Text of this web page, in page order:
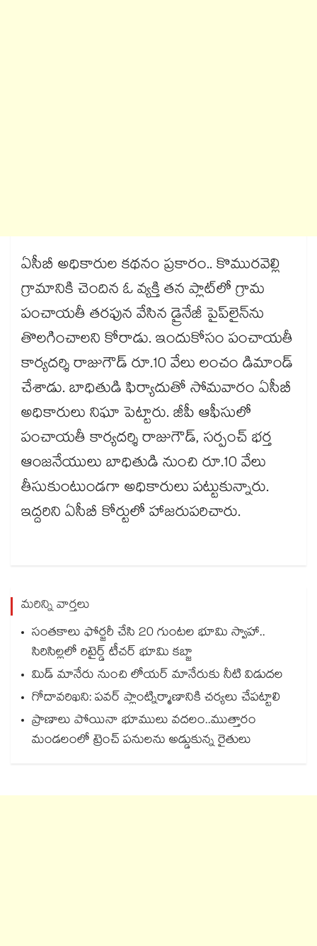
ఏసీబీ అధికారుల కథనం ప్రకారం.. కొమురవెల్లి
గ్రామానికి చెందిన ఓ వ్యక్తి తన ప్లాట్‌లో గ్రామ
పంచాయతీ తరఫున వేసిన డ్రైనేజీ పైప్‌లైన్‌ను
తొలగించాలని కోరాడు. ఇందుకోసం పంచాయతీ
కార్యదర్శి రాజుగౌడ్ రూ.10 వేలు లంచం డిమాండ్
చేశాడు. బాధితుడి ఫిర్యాదుతో సోమవారం ఏసీబీ
అధికారులు నిఘా పెట్టారు. జీపీ ఆఫీసులో
పంచాయతీ కార్యదర్శి రాజుగౌడ్​, సర్పంచ్ భర్త
ఆంజనేయులు బాధితుడి నుంచి రూ.10 వేలు
తీసుకుంటుండగా అధికారులు పట్టుకున్నారు.
ఇద్దరిని ఏసీబీ కోర్టులో హాజరుపరిచారు.
మరిన్ని వార్తలు
సంతకాలు ఫోర్జరీ చేసి 20 గుంటల భూమి స్వాహా..
సిరిసిల్లలో రిటైర్డ్ టీచర్ భూమి కబ్జా
మిడ్ మానేరు నుంచి లోయర్ మానేరుకు నీటి విడుదల
గోదావరిఖని: పవర్ ప్లాంట్నిర్మాణానికి చర్యలు చేపట్టాలి
ప్రాణాలు పోయినా భూములు వదలం..ముత్తారం
మండలంలో ట్రెంచ్ పనులను అడ్డుకున్న రైతులు